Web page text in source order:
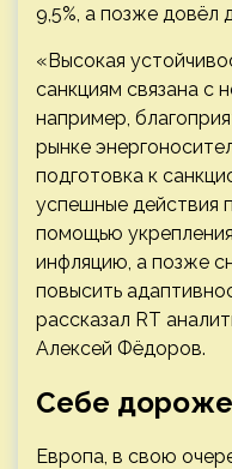
9,5%, а позже довёл
«Высокая
санкциям связана с
например,
рынке
подготовка к
успешные действия
помощью
инфляцию, а позже
повысить
рассказал RT
Алексей Фёдоров.
Себе дороже
Европа, в свою